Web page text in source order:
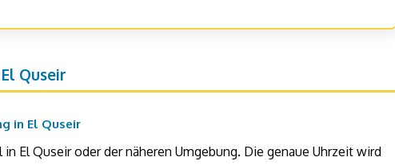
Quseir
in El Quseir
El Quseir oder der näheren Umgebung. Die genaue Uhrzeit wird